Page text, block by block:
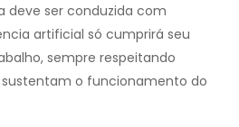
deve ser conduzida com
artificial só cumprirá seu
sempre respeitando
o funcionamento do